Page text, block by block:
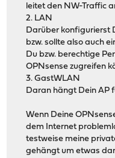
leitet den NW-Traffic
2. LAN
Darüber konfigurierst
bzw. sollte also auch
Du bzw. berechtige
OPNsense zugreifen
3. GastWLAN
Daran hängt Dein AP
Wenn Deine
dem Internet
testweise meine
gehängt um etwas